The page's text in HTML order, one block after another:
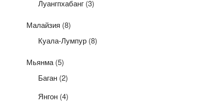
Луангпхабанг (3)
Малайзия (8)
Куала-Лумпур (8)
Мьянма(5)
Баган (2)
Янгон (4)